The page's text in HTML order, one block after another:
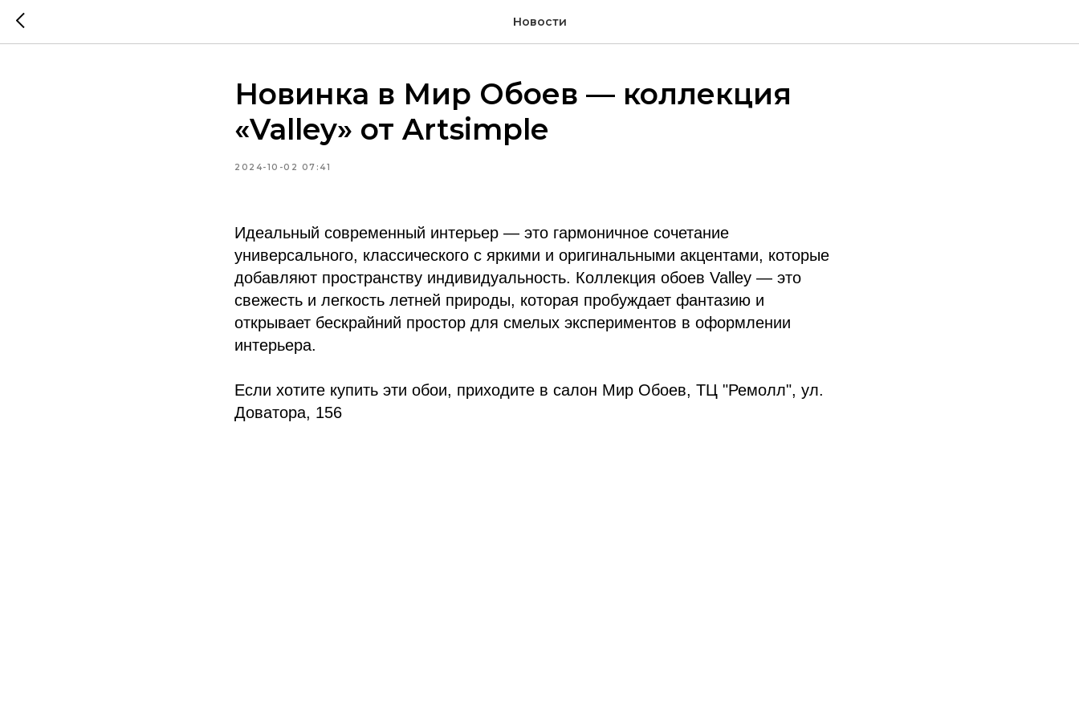
Новости
Новинка в Мир Обоев — коллекция
«Valley» от Artsimple
2024-10-02 07:41
Идеальный современный интерьер — это гармоничное сочетание
универсального, классического с яркими и оригинальными акцентами, которые
добавляют пространству индивидуальность. Коллекция обоев Valley — это
свежесть и легкость летней природы, которая пробуждает фантазию и
открывает бескрайний простор для смелых экспериментов в оформлении
интерьера.
Если хотите купить эти обои, приходите в салон Мир Обоев, ТЦ "Ремолл", ул.
Доватора, 156